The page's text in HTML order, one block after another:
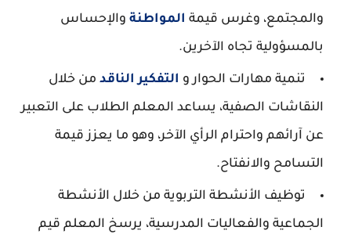
والمجتمع، وغرس قيمة المواطنة والإحساس
بالمسؤولية تجاه الآخرين.
تنمية مهارات الحوار و التفكير الناقد من خلال
النقاشات الصفية، يساعد المعلم الطلاب على التعبير
عن آرائهم واحترام الرأي الآخر، وهو ما يعزز قيمة
التسامح والانفتاح.
توظيف الأنشطة التربوية من خلال الأنشطة
الجماعية والفعاليات المدرسية، يرسخ المعلم قيم